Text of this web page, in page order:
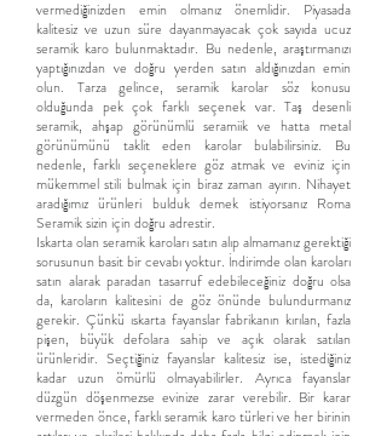
vermediğinizden emin olmanız önemlidir. Piyasada
kalitesiz ve uzun süre dayanmayacak çok sayıda ucuz
seramik karo bulunmaktadır. Bu nedenle, araştırmanızı
yaptığınızdan ve doğru yerden satın aldığınızdan emin
olun. Tarza gelince, seramik karolar söz konusu
olduğunda pek çok farklı seçenek var. Taş desenli
seramik, ahşap görünümlü seramiik ve hatta metal
görünümünü taklit eden karolar bulabilirsiniz. Bu
nedenle, farklı seçeneklere göz atmak ve eviniz için
mükemmel stili bulmak için biraz zaman ayırın. Nihayet
aradığımız ürünleri bulduk demek istiyorsanız Roma
Seramik sizin için doğru adrestir.
Iskarta olan seramik karoları satın alıp almamanız gerektiği
sorusunun basit bir cevabı yoktur. İndirimde olan karoları
satın alarak paradan tasarruf edebileceğiniz doğru olsa
da, karoların kalitesini de göz önünde bulundurmanız
gerekir. Çünkü ıskarta fayanslar fabrikanın kırılan, fazla
pişen, büyük defolara sahip ve açık olarak satılan
ürünleridir. Seçtiğiniz fayanslar kalitesiz ise, istediğiniz
kadar uzun ömürlü olmayabilirler. Ayrıca fayanslar
düzgün döşenmezse evinize zarar verebilir. Bir karar
vermeden önce, farklı seramik karo türleri ve her birinin